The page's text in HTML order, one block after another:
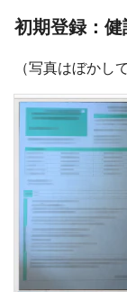
初期登録：
（写真はぼかし